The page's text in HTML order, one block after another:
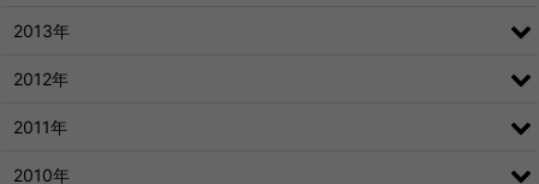
2013年
2012年
2011年
2010年